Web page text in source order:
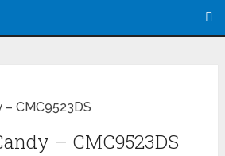
CMC9523DS
– CMC9523DS